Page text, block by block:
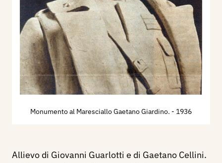
Monumento al Maresciallo Gaetano Giardino. - 1936
Allievo di Giovanni Guarlotti e di Gaetano Cellini.